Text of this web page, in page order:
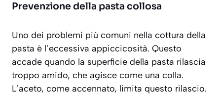
Prevenzione della pasta collosa
Uno dei problemi più comuni nella cottura della
pasta è l’eccessiva appiccicosità. Questo
accade quando la superficie della pasta rilascia
troppo amido, che agisce come una colla.
L’aceto, come accennato, limita questo rilascio.